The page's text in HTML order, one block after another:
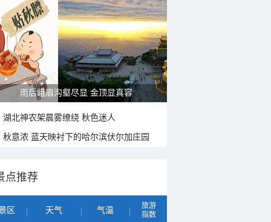
雨后峨眉沟壑尽显 金顶显真容
湖北神农架晨雾缭绕 秋色迷人
秋意浓 蓝天映衬下的哈尔滨伏尔加庄园
点推荐
区 天气 气温
旅游
指数